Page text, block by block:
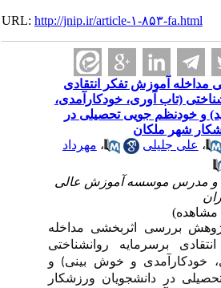
URL:http://jnip.ir/article-۱-۸۵۳-fa.html
آموزش تفکر انتقادی
(تاب آوری، خودکارآمدی،
و خودنظم جویی تحصیلی در
شهر ملکان
،علی جلیلی ،مهرداد
و مدرس موسسه آموزش عالی
بررسی اثربخشی مداخله
برسرمایه روانشناختی
خودکارآمدی و خوش بینی) و
در دانشجویان ورزشکار